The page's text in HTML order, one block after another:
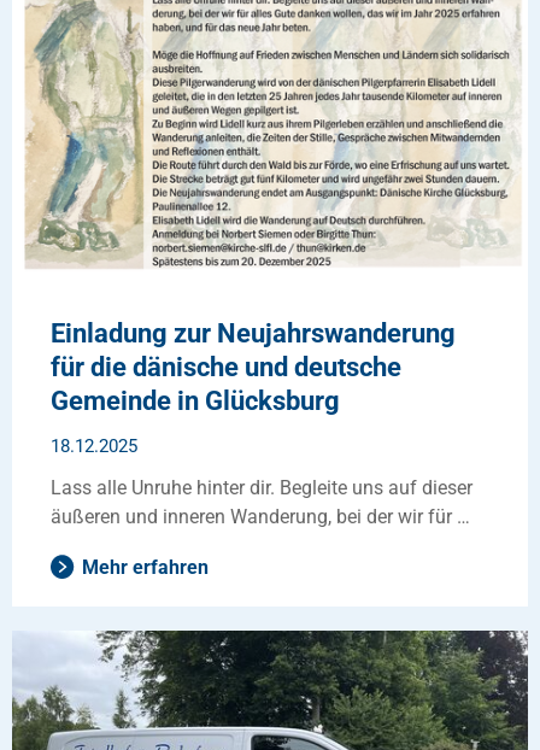
Einladung zur Neujahrswanderung
für die dänische und deutsche
Gemeinde in Glücksburg
18.12.2025
Lass alle Unruhe hinter dir. Begleite uns auf dieser
äußeren und inneren Wanderung, bei der wir für …
Mehr erfahren